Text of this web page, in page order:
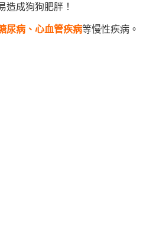
造成狗狗肥胖！
尿病、心血管疾病等慢性疾病。